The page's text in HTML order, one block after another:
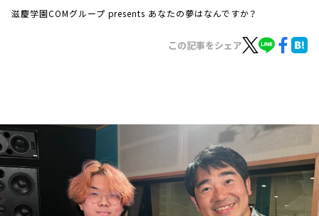
イベント・グッズ
会社情報
滋慶学園COMグループ presents あなたの夢はなんですか？
この記事をシェア